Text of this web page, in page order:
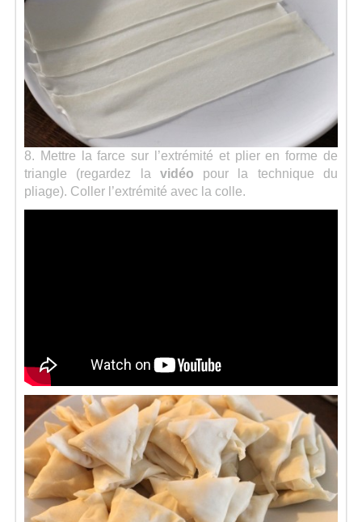
8. Mettre la farce sur l’extrémité et plier en forme de
triangle (regardez la vidéo pour la technique du
pliage). Coller l’extrémité avec la colle.